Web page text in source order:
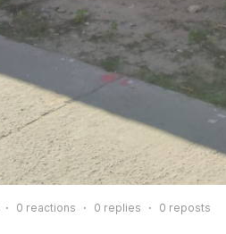
0 reactions 0 replies 0 reposts